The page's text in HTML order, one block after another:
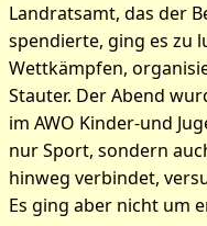
Landratsamt, das der
spendierte, ging es zu
Wettkämpfen,
Stauter. Der Abend
im AWO Kinder-und
nur Sport, sondern
hinweg verbindet,
Es ging aber nicht um